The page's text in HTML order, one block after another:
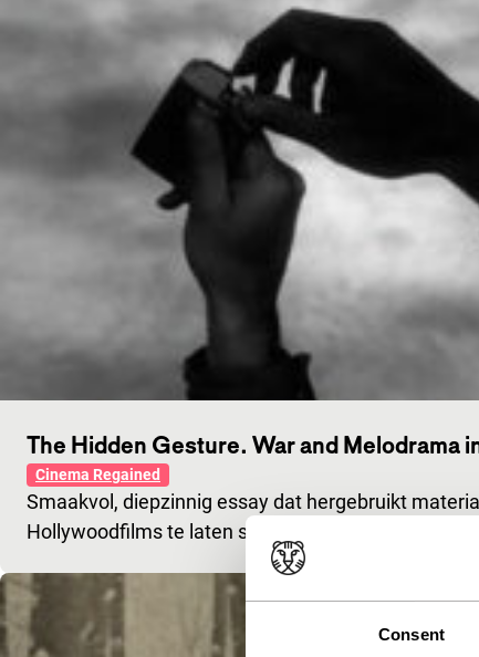
Consent
The Hidden Gesture. War and Melodrama
Cinema Regained
Smaakvol, diepzinnig essay dat hergebruikt
Hollywoodfilms te laten spreken.